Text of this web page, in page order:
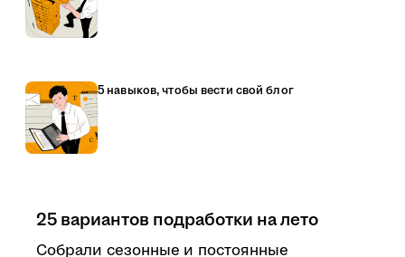
5 навыков, чтобы вести свой блог
25 вариантов подработки на лето
Собрали сезонные и постоянные